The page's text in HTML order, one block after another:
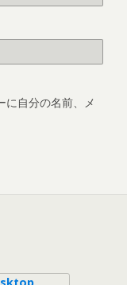
に自分の名前、メ